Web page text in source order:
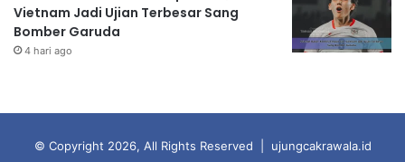
Vietnam Jadi Ujian Terbesar Sang
Bomber Garuda
4 hari ago
© Copyright 2026, All Rights Reserved | ujungcakrawala.id